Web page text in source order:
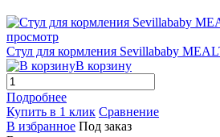
просмотр
Стул для кормления Sevillababy
В корзину
Подробнее
Купить в 1 клик Сравнение
В избранное Под заказ